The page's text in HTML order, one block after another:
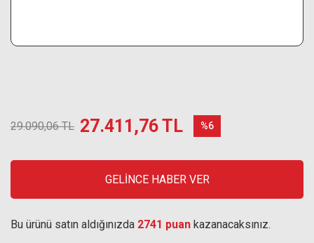
29.090,06 TL 27.411,76 TL %6
GELİNCE HABER VER
Bu ürünü satın aldığınızda 2741 puan kazanacaksınız.